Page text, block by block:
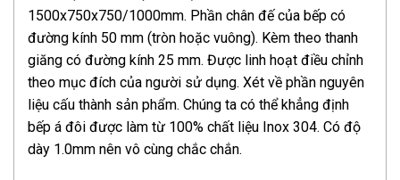
1500x750x750/1000mm. Phần chân đế của bếp có
đường kính 50 mm (tròn hoặc vuông). Kèm theo thanh
giăng có đường kính 25 mm. Được linh hoạt điều chỉnh
theo mục đích của người sử dụng. Xét về phần nguyên
liệu cấu thành sản phẩm. Chúng ta có thể khẳng định
bếp á đôi được làm từ 100% chất liệu Inox 304. Có độ
dày 1.0mm nên vô cùng chắc chắn.